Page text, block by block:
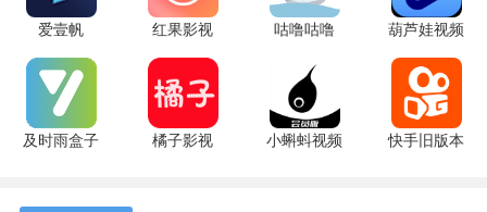
2、文件管理模块能快速扫描设备存储，自动按专辑、艺术家
等信息归类本地歌曲。
3、软件启动过程经过优化，从点击图标到进入主界面的等待
时间非常短暂。
爱壹帆
1.7.8 最新
版
红果影视
1.2.0 最新
版
咕噜咕噜
版
葫芦娃视频
播放器
1.0.1 最新
版
及时雨盒子
橘子影视
小蝌蚪视频
快手旧版本